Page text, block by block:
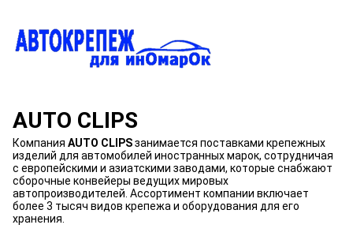
AUTO CLIPS
Компания AUTO CLIPSзанимается поставками крепежных
изделий для автомобилей иностранных марок, сотрудничая
с европейскими и азиатскими заводами, которые снабжают
сборочные конвейеры ведущих мировых
автопроизводителей. Ассортимент компании включает
более 3 тысяч видов крепежа и оборудования для его
хранения.